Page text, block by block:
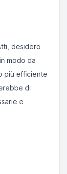
desidero
modo da
più efficiente
di
e